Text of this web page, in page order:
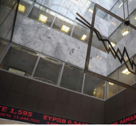
Τελ. ενημέρωση: 17:25:01